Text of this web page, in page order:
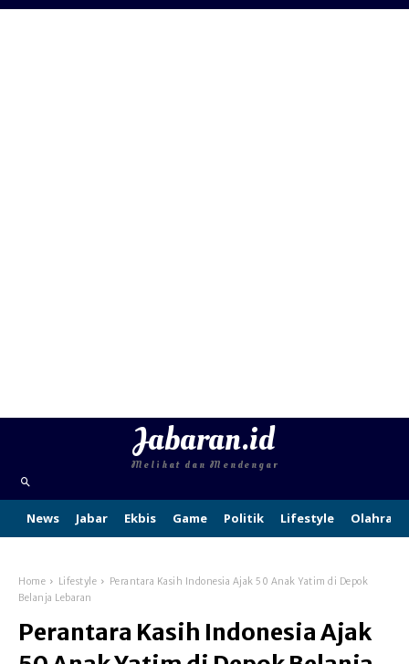
Jabaran.id
Melihat dan Mendengar
News Jabar Ekbis Game Politik Lifestyle Olahraga
Home Lifestyle
Perantara Kasih Indonesia Ajak 50 Anak Yatim di Depok
Belanja Lebaran
Perantara Kasih Indonesia Ajak